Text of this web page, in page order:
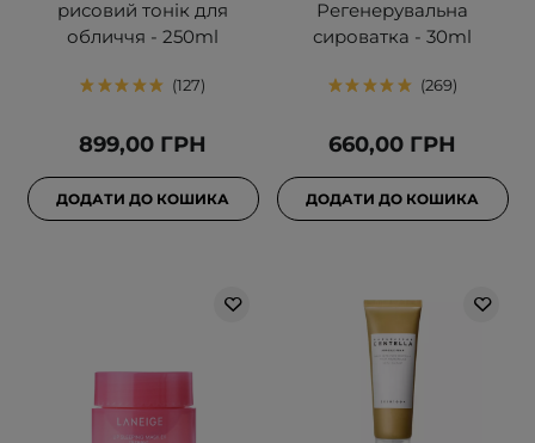
рисовий тонік для
обличчя - 250ml
127
899,00 ГРН
ДОДАТИ ДО КОШИКА
Регенерувальна
сироватка - 30ml
269
660,00 ГРН
ДОДАТИ ДО КОШИКА